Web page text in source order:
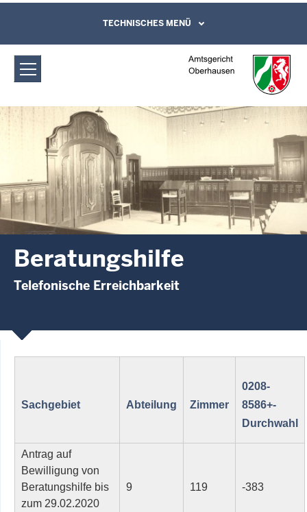
Amtsgericht Oberhausen:
Beratungshilfe
Direkt zum Inhalt
Leichte Sprache, Gebärdensprachenvideo
und Kontaktformular
TECHNISCHES MENÜ
Beratungshilfe
Telefonische Erreichbarkeit
Sachgebiet Abteilung Zimmer
0208-
8586+-
Durchwahl
Antrag auf
Bewilligung von
Beratungshilfe bis
zum 29.02.2020
9 119 -383